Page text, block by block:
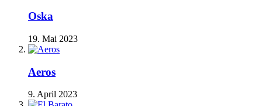
Oska
19. Mai 2023
Aeros
9. April 2023